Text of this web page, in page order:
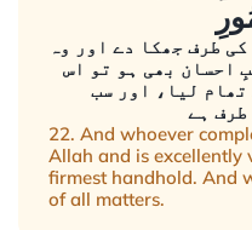
طرف جھکا دے اور وہ
احسان بھی ہو تو اس
تھام لیا، اور سب
طرف ہے
22. And whoever
Allah and is excellently
firmest handhold. And
of all matters.